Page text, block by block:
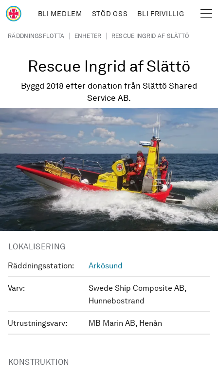
Hoppa till huvudinnehåll
BLI MEDLEM STÖD OSS BLI FRIVILLIG
Länkstig
RÄDDNINGSFLOTTA | ENHETER | RESCUE INGRID AF SLÄTTÖ
Rescue Ingrid af Slättö
Byggd 2018 efter donation från Slättö Shared
Service AB.
LOKALISERING
Räddningsstation: Arkösund
Varv:
Swede Ship Composite AB,
Hunnebostrand
Utrustningsvarv: MB Marin AB, Henån
KONSTRUKTION